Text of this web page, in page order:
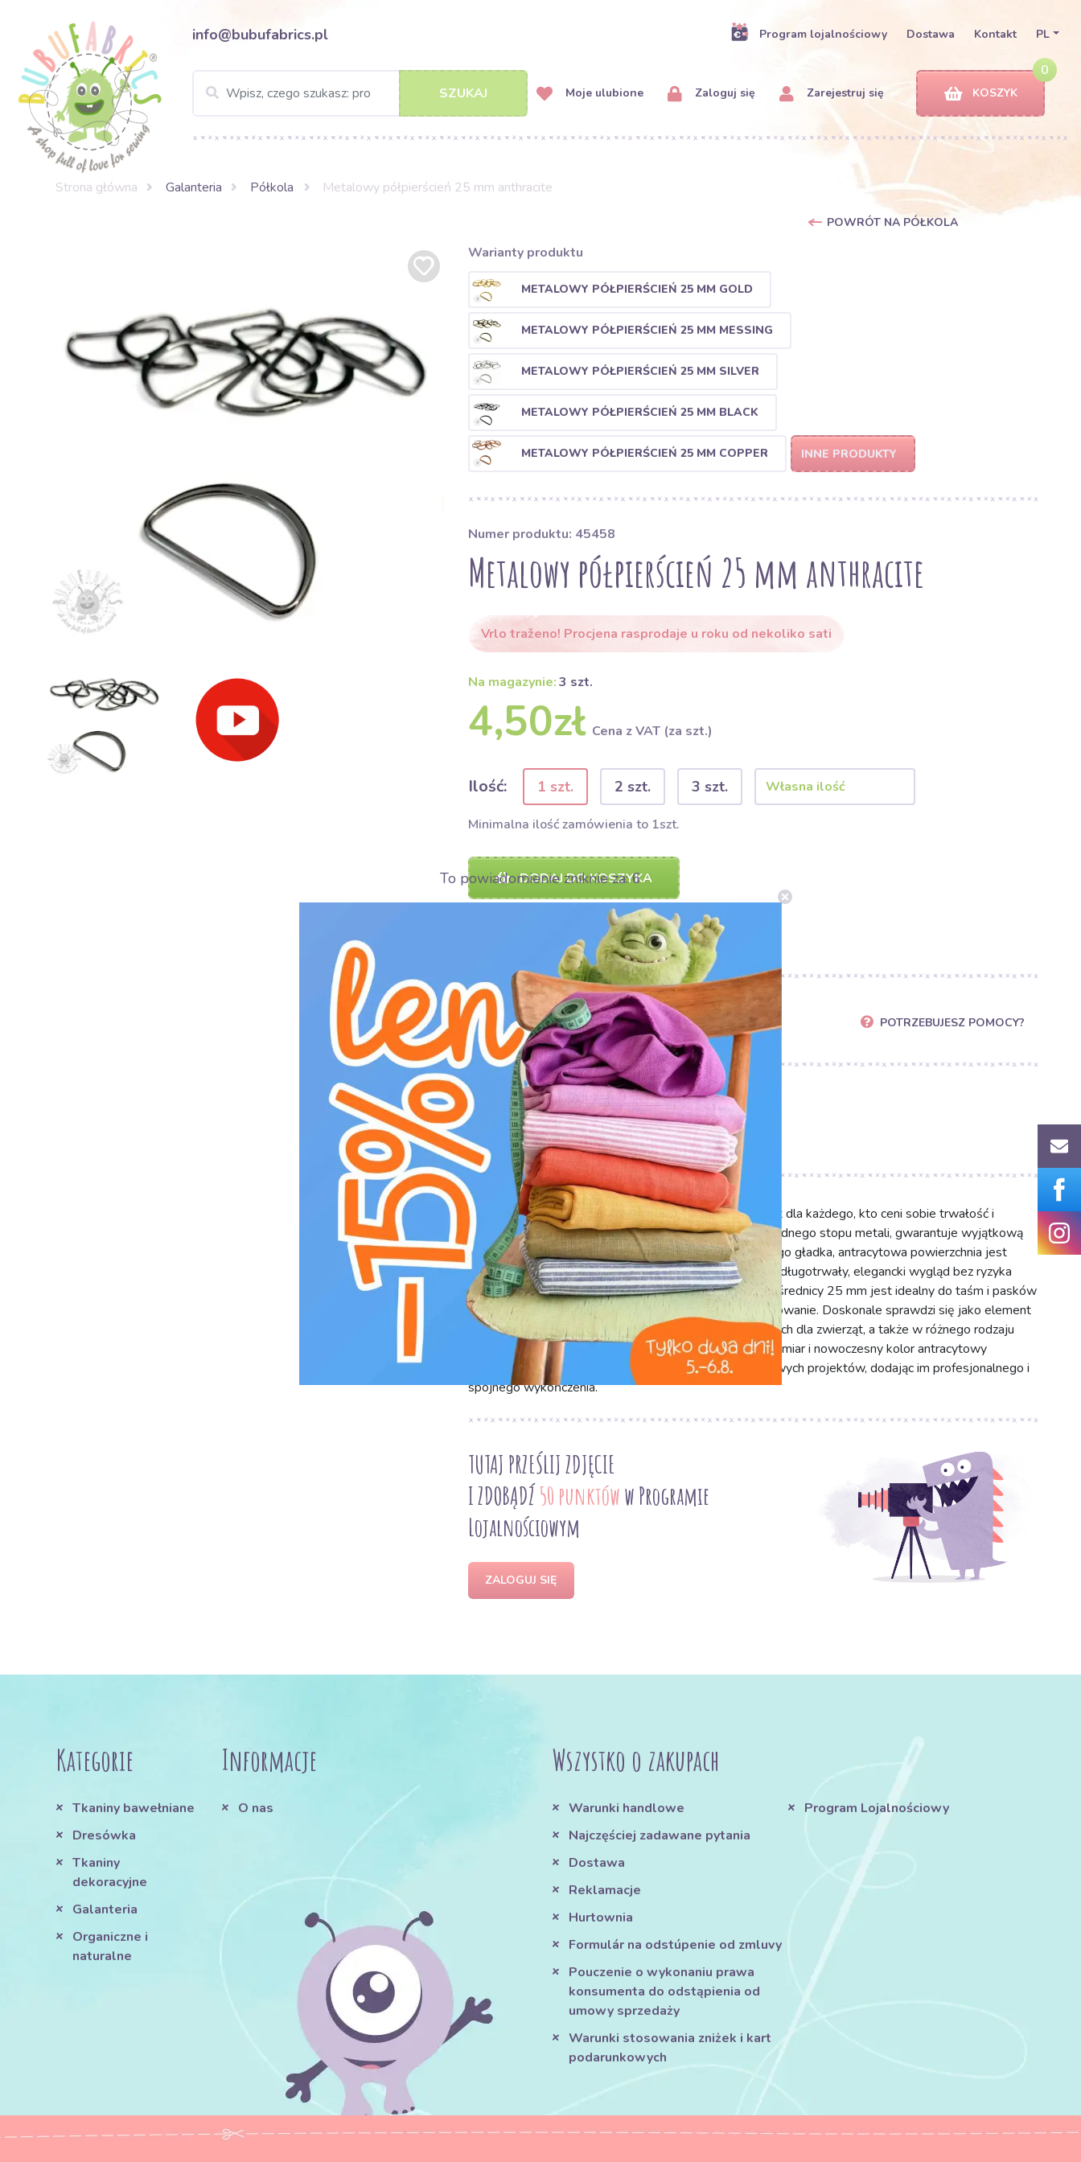
info@bubufabrics.pl Program lojalnościowy Dostawa Kontakt PL
SZUKAJ Moje ulubione Zaloguj się Zarejestruj się
0
KOSZYK
Strona główna Galanteria Półkola Metalowy półpierścień 25 mm anthracite
POWRÓT NA PÓŁKOLA
Warianty produktu
METALOWY PÓŁPIERŚCIEŃ 25 MM GOLD
METALOWY PÓŁPIERŚCIEŃ 25 MM MESSING
METALOWY PÓŁPIERŚCIEŃ 25 MM SILVER
METALOWY PÓŁPIERŚCIEŃ 25 MM BLACK
METALOWY PÓŁPIERŚCIEŃ 25 MM COPPER INNE PRODUKTY
Numer produktu: 45458
Metalowy półpierścień 25 mm anthracite
Vrlo traženo! Procjena rasprodaje u roku od nekoliko sati
Na magazynie:3 szt.
4,50zł Cena z VAT (za szt.)
Ilość: 1 szt. 2 szt. 3 szt.
Minimalna ilość zamówienia to 1szt.
DODAJ DO KOSZYKA
Dodaj do Bubumix
UDOSTĘPNIJ UDOSTĘPNIJ POTRZEBUJESZ POMOCY?
Kategoria: Galanteria
Producent: Bubulákovo s.r.o www.bubufabrics.pl
Ten metalowy półpierścień D-ring to niezbędny element dla każdego, kto ceni sobie trwałość i
estetykę w akcesoriach galanteryjnych. Wykonany z solidnego stopu metali, gwarantuje wyjątkową
wytrzymałość na obciążenia i codzienne użytkowanie. Jego gładka, antracytowa powierzchnia jest
przyjemna w dotyku i odporna na ścieranie, co zapewnia długotrwały, elegancki wygląd bez ryzyka
zarysowań czy uszkodzeń. Półpierścień o wewnętrznej średnicy 25 mm jest idealny do taśm i pasków
o tej samej szerokości, zapewniając łatwe i pewne mocowanie. Doskonale sprawdzi się jako element
regulacyjny lub ozdobny w torebkach, plecakach, smyczach dla zwierząt, a także w różnego rodzaju
paskach i akcesoriach odzieżowych. Jego uniwersalny rozmiar i nowoczesny kolor antracytowy
umożliwiają tworzenie zarówno praktycznych, jak i stylowych projektów, dodając im profesjonalnego i
spójnego wykończenia.
TUTAJ PRZEŚLIJ ZDJĘCIE
I ZDOBĄDŹ 50 punktóww Programie
Lojalnościowym
ZALOGUJ SIĘ
Kategorie
Tkaniny bawełniane
Dresówka
Tkaniny
dekoracyjne
Galanteria
Organiczne i
naturalne
Informacje
O nas
Wszystko o zakupach
Warunki handlowe
Najczęściej zadawane pytania
Dostawa
Reklamacje
Hurtownia
Formulár na odstúpenie od zmluvy
Pouczenie o wykonaniu prawa
konsumenta do odstąpienia od
umowy sprzedaży
Warunki stosowania zniżek i kart
podarunkowych
Program Lojalnościowy
To powiadomienie zniknie za:5